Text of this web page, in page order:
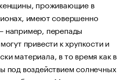
проживающие в
имеют совершенно
например, перепады
привести к хрупкости и
материала, в то время как в
под воздействием солнечных